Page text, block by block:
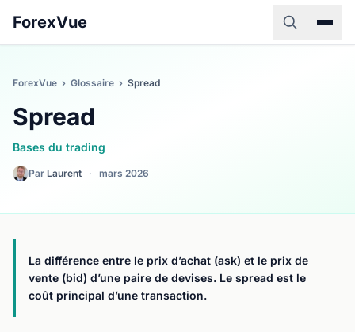
ForexVue
ForexVue › Glossaire › Spread
Spread
Bases du trading
Par Laurent · mars 2026
La différence entre le prix d’achat (ask) et le prix de
vente (bid) d’une paire de devises. Le spread est le
coût principal d’une transaction.